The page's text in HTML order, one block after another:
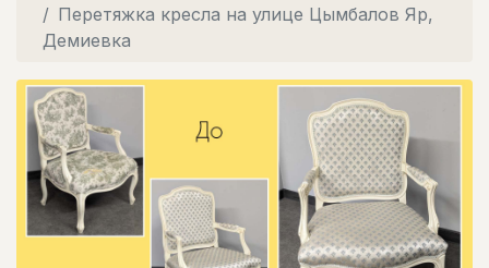
Перетяжка кресла на улице Цымбалов Яр,
Демиевка